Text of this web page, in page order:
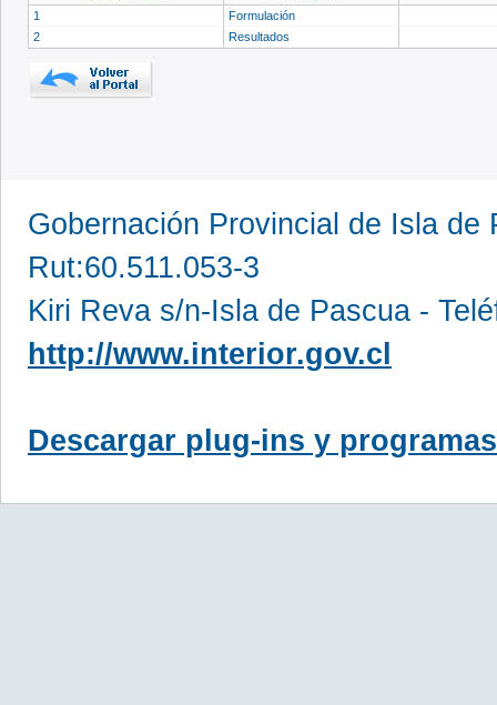
1
Formulación
2
Resultados
Gobernación Provincial de Isla de
Rut:60.511.053-3
Kiri Reva s/n-Isla de Pascua -
http://www.interior.gov.cl
Descargar plug-ins y